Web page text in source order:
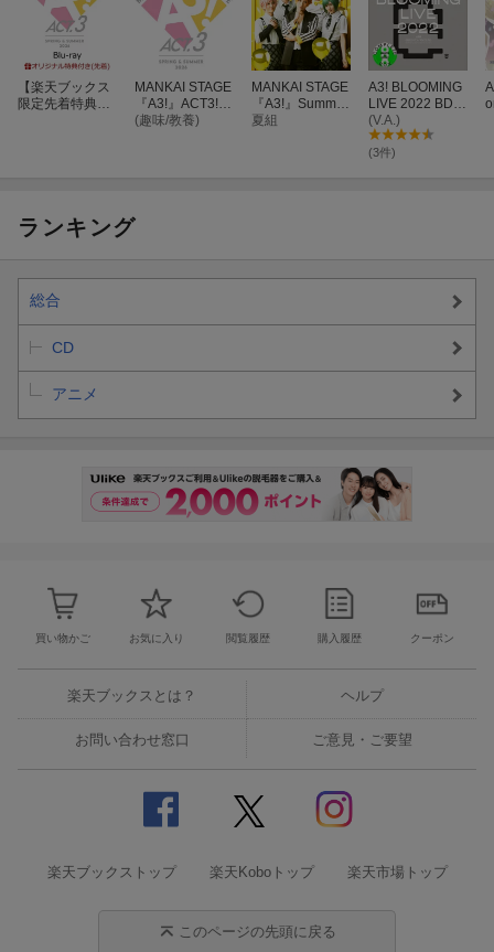
【楽天ブックス
限定先着特典】
ト)
MANKAI STAGE
『A3!』ACT3!
〜SPRING & SU
(趣味/教養)
MANKAI STAGE
『A3!』Summer
Troupe ひまわ
夏組
A3! BLOOMING
LIVE 2022 BD B
OX【初回生産限
定版】【Blu-ra
y】
(V.A.)
(3件)
ランキング
総合
CD
アニメ
買い物かご お気に入り 閲覧履歴 購入履歴 クーポン
楽天ブックスとは？ ヘルプ
お問い合わせ窓口 ご意見・ご要望
楽天ブックストップ 楽天Koboトップ 楽天市場トップ
このページの先頭に戻る